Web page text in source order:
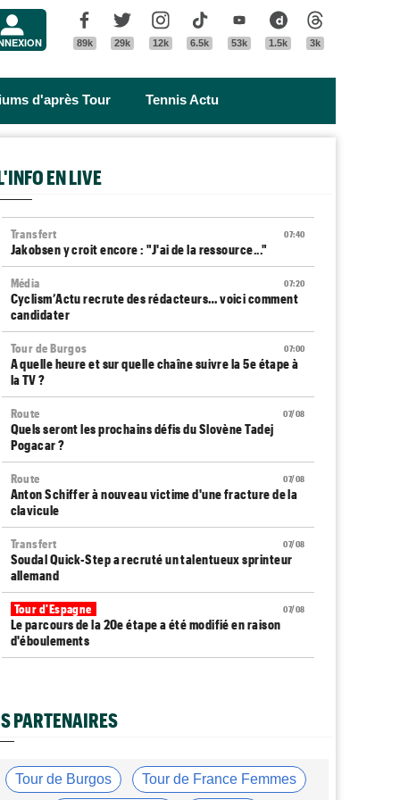
Facebook
89k
Twitter
29k
Instagram
12k
Tik Tok
6.5k
Youtube
53k
Dailymotion
1.5k 3k
d'après Tour Tennis Actu
EN LIVE
07:40
Transfert
Jakobsen y croit encore : "J'ai de la ressource..."
07:20
Média
Cyclism’Actu recrute des rédacteurs… voici comment
candidater
07:00
Tour de Burgos
A quelle heure et sur quelle chaîne suivre la 5e étape à
la TV ?
07/08
Route
Quels seront les prochains défis du Slovène Tadej
Pogacar ?
07/08
Route
Anton Schiffer à nouveau victime d'une fracture de la
clavicule
07/08
Transfert
Soudal Quick-Step a recruté un talentueux sprinteur
allemand
07/08
Tour d'Espagne
Le parcours de la 20e étape a été modifié en raison
d'éboulements
Route
16 août !
PARTENAIRES
Tour de Burgos Tour de France Femmes